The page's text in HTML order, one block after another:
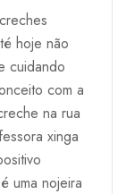
hoje não
cuidando
com a
na rua
xinga
uma nojeira